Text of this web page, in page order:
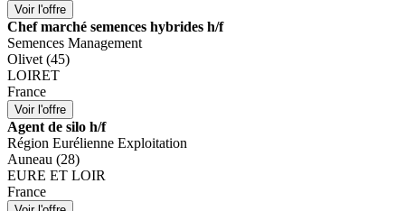
Chef marché semences hybrides h/f
Semences Management
Olivet (45)
LOIRET
France
Agent de silo h/f
Région Eurélienne Exploitation
Auneau (28)
EURE ET LOIR
France